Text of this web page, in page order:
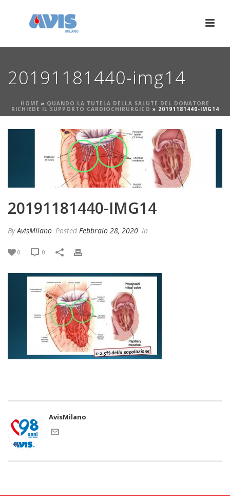
20191181440-img14
HOME » QUANDO LA TUTELA DELLA SALUTE DEL DONATORE
RICHIEDE IL SUPPORTO CARDIOCHIRURGICO » 20191181440-IMG14
20191181440-IMG14
ByAvisMilano Posted Febbraio 28, 2020 In
0 0
AvisMilano